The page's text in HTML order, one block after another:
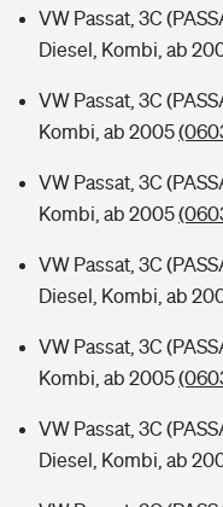
VW Passat, 3C
Diesel, Kombi, ab
VW Passat, 3C
Kombi, ab 2005
VW Passat, 3C
Kombi, ab 2005
VW Passat, 3C
Diesel, Kombi, ab
VW Passat, 3C
Kombi, ab 2005
VW Passat, 3C
Diesel, Kombi, ab